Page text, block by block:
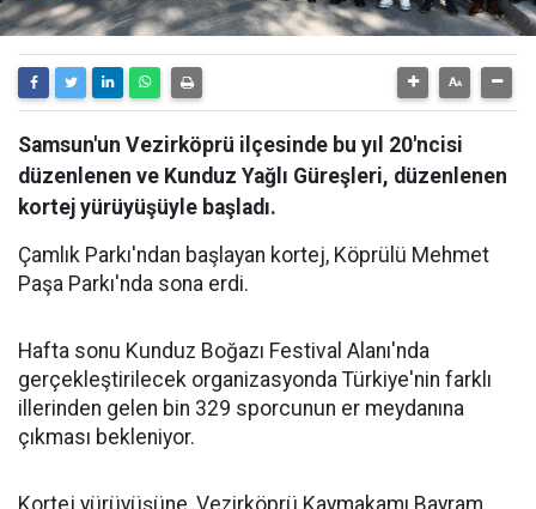
Samsun'un Vezirköprü ilçesinde bu yıl 20'ncisi
düzenlenen ve Kunduz Yağlı Güreşleri, düzenlenen
kortej yürüyüşüyle başladı.
Çamlık Parkı'ndan başlayan kortej, Köprülü Mehmet
Paşa Parkı'nda sona erdi.
Hafta sonu Kunduz Boğazı Festival Alanı'nda
gerçekleştirilecek organizasyonda Türkiye'nin farklı
illerinden gelen bin 329 sporcunun er meydanına
çıkması bekleniyor.
Kortej yürüyüşüne, Vezirköprü Kaymakamı Bayram